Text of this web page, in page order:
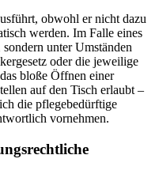
obwohl er nicht dazu
werden. Im Falle eines
unter Umständen
oder die jeweilige
bloße Öffnen einer
auf den Tisch erlaubt –
die pflegebedürftige
vornehmen.